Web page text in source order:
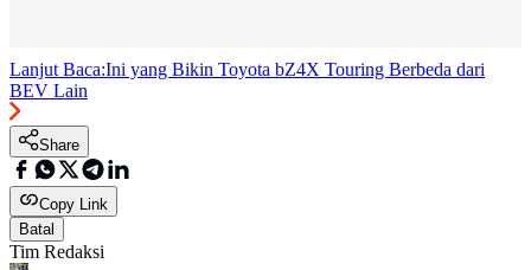
Lanjut Baca:Ini yang Bikin Toyota bZ4X Touring Berbeda dari
BEV Lain
Share
Copy Link
Batal
Tim Redaksi